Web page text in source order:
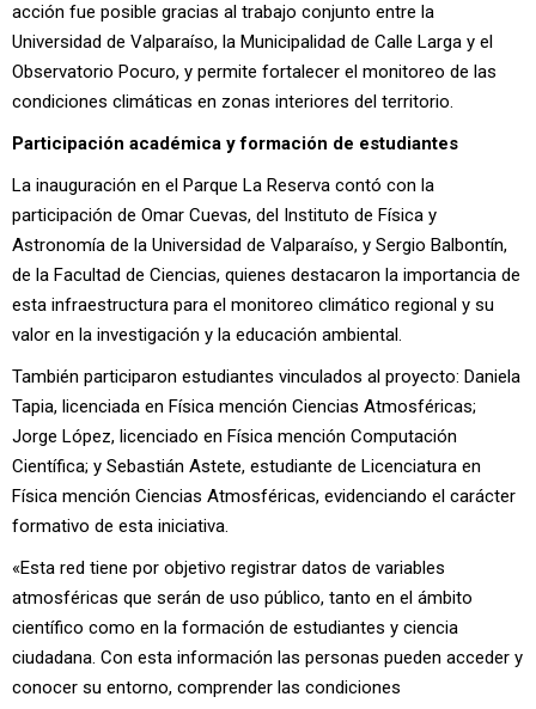
acción fue posible gracias al trabajo conjunto entre la
Universidad de Valparaíso, la Municipalidad de Calle Larga y el
Observatorio Pocuro, y permite fortalecer el monitoreo de las
condiciones climáticas en zonas interiores del territorio.
Participación académica y formación de estudiantes
La inauguración en el Parque La Reserva contó con la
participación de Omar Cuevas, del Instituto de Física y
Astronomía de la Universidad de Valparaíso, y Sergio Balbontín,
de la Facultad de Ciencias, quienes destacaron la importancia de
esta infraestructura para el monitoreo climático regional y su
valor en la investigación y la educación ambiental.
También participaron estudiantes vinculados al proyecto: Daniela
Tapia, licenciada en Física mención Ciencias Atmosféricas;
Jorge López, licenciado en Física mención Computación
Científica; y Sebastián Astete, estudiante de Licenciatura en
Física mención Ciencias Atmosféricas, evidenciando el carácter
formativo de esta iniciativa.
«Esta red tiene por objetivo registrar datos de variables
atmosféricas que serán de uso público, tanto en el ámbito
científico como en la formación de estudiantes y ciencia
ciudadana. Con esta información las personas pueden acceder y
conocer su entorno, comprender las condiciones